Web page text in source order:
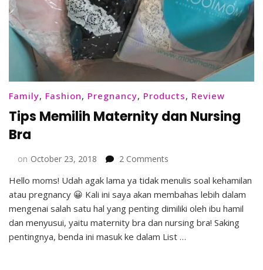
Family, Fashion, Pregnancy, Products, Review
Tips Memilih Maternity dan Nursing
Bra
on October 23, 2018 2 Comments
Memilih
Maternity
dan
Nursing
Bra
Hello moms! Udah agak lama ya tidak menulis soal kehamilan
atau pregnancy 😀 Kali ini saya akan membahas lebih dalam
mengenai salah satu hal yang penting dimiliki oleh ibu hamil
dan menyusui, yaitu maternity bra dan nursing bra! Saking
pentingnya, benda ini masuk ke dalam List …